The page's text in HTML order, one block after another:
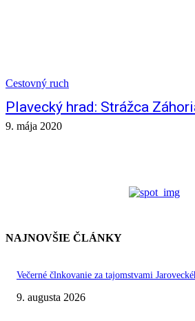
Cestovný ruch
Plavecký hrad: Strážca
9. mája 2020
NAJNOVŠIE ČLÁNKY
Večerné člnkovanie za tajomstvami
9. augusta 2026